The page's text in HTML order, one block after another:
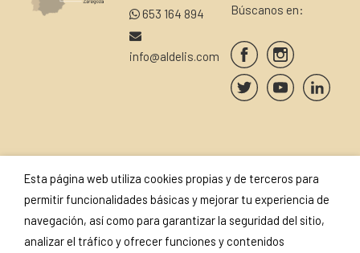
653 164 894
info@aldelis.com
Búscanos en:
NEWSLETTER
CERTIFICADOS
Esta página web utiliza cookies propias y de terceros para
permitir funcionalidades básicas y mejorar tu experiencia de
navegación, así como para garantizar la seguridad del sitio,
analizar el tráfico y ofrecer funciones y contenidos